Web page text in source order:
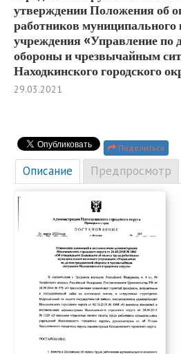
утверждении Положения об
работников муниципального
учреждения «Управление по
обороны и чрезвычайным
Находкинского городского
29.03.2021
Поделиться
Описание Предпросмотр